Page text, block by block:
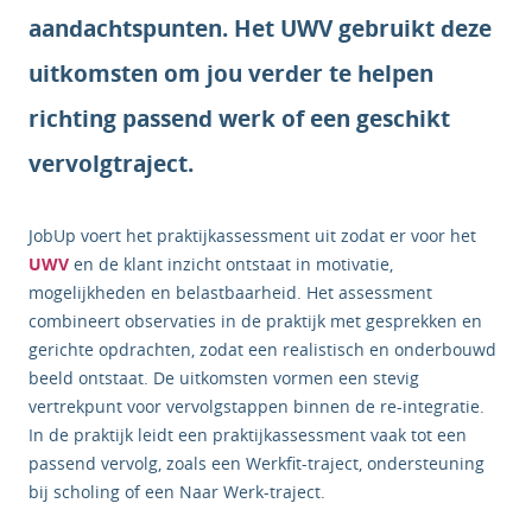
aandachtspunten. Het UWV gebruikt deze
uitkomsten om jou verder te helpen
richting passend werk of een geschikt
vervolgtraject.
JobUp voert het praktijkassessment uit zodat er voor het
UWV en de klant inzicht ontstaat in motivatie,
mogelijkheden en belastbaarheid. Het assessment
combineert observaties in de praktijk met gesprekken en
gerichte opdrachten, zodat een realistisch en onderbouwd
beeld ontstaat. De uitkomsten vormen een stevig
vertrekpunt voor vervolgstappen binnen de re-integratie.
In de praktijk leidt een praktijkassessment vaak tot een
passend vervolg, zoals een Werkfit-traject, ondersteuning
bij scholing of een Naar Werk-traject.